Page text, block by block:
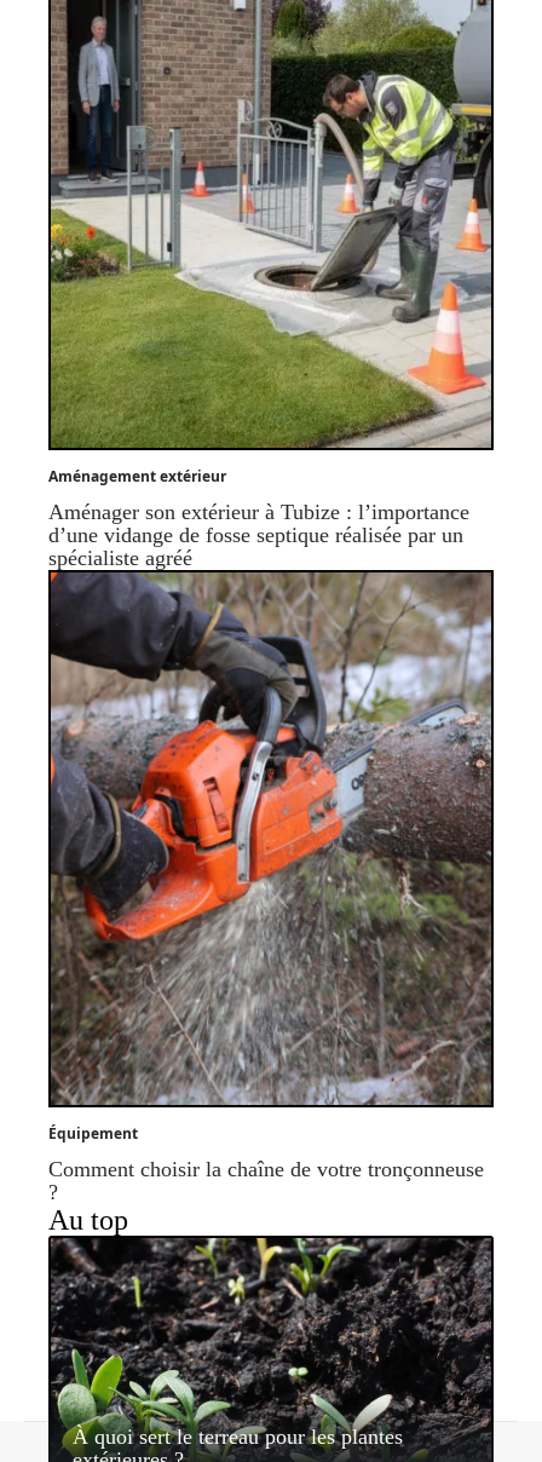
Aménagement extérieur
Aménager son extérieur à Tubize : l’importance
d’une vidange de fosse septique réalisée par un
spécialiste agréé
Équipement
Comment choisir la chaîne de votre tronçonneuse
?
Au top
À quoi sert le terreau pour les plantes
Contact Mentions légales Sitemap